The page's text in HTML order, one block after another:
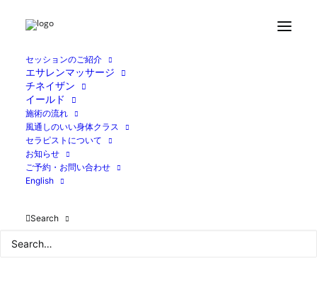
セッションのご紹介
エサレンマッサージ
チネイザン
イールド
施術の流れ
風通しのいい身体クラス
セラピストについて
お知らせ
ご予約・お問い合わせ
English
Search
4ACCA9BC-475C-4B40-AC82-ECEE4D6ECA9F